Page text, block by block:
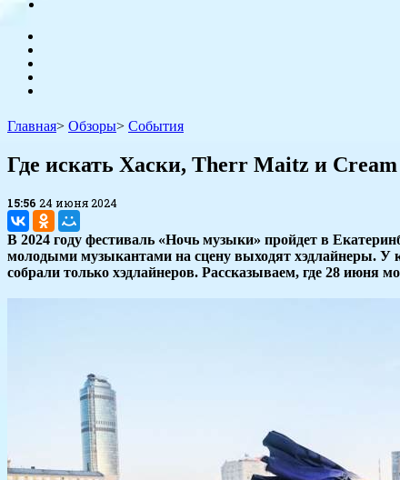
Главная> Обзоры> События
​Где искать Хаски, Therr Maitz и
15:56 24 июня 2024
В 2024 году фестиваль «Ночь музыки» пройдет в
молодыми музыкантами на сцену выходят хэдлайнеры. У
собрали только хэдлайнеров. Рассказываем, где 28